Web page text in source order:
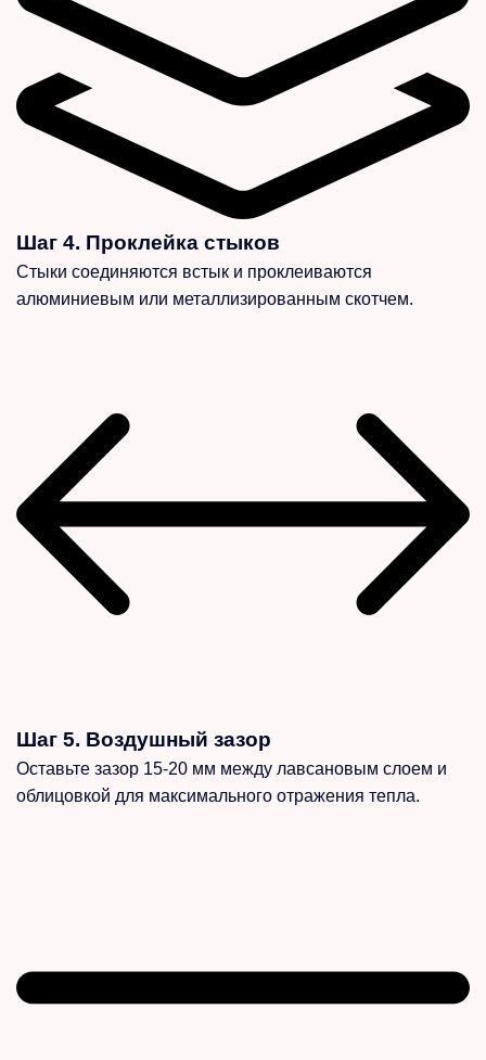
Шаг 4. Проклейка стыков
Стыки соединяются встык и проклеиваются
алюминиевым или металлизированным скотчем.
Шаг 5. Воздушный зазор
Оставьте зазор 15-20 мм между лавсановым слоем и
облицовкой для максимального отражения тепла.